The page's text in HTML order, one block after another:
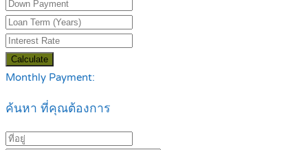
Calculate
Monthly Payment:
ค้นหา ที่คุณต้องการ